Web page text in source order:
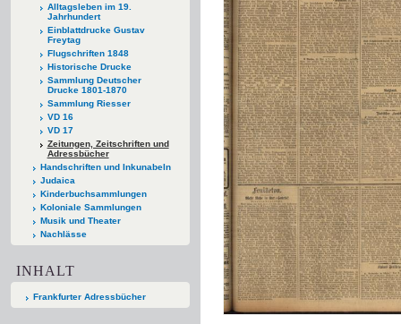
Alltagsleben im 19.
Jahrhundert
Einblattdrucke Gustav
Freytag
Flugschriften 1848
Historische Drucke
Sammlung Deutscher
Drucke 1801-1870
Sammlung Riesser
VD 16
VD 17
Zeitungen, Zeitschriften und
Adressbücher
Handschriften und Inkunabeln
Judaica
Kinderbuchsammlungen
Koloniale Sammlungen
Musik und Theater
Nachlässe
INHALT
Frankfurter Adressbücher